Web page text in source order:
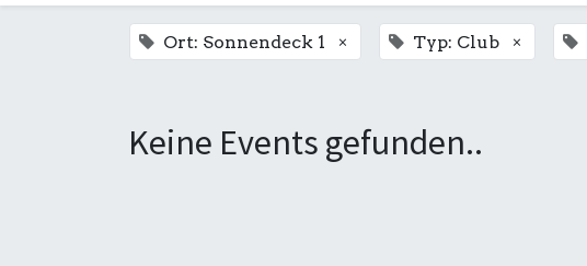
Ort: Sonnendeck 1 × Typ: Club ×
Keine Events gefunden..